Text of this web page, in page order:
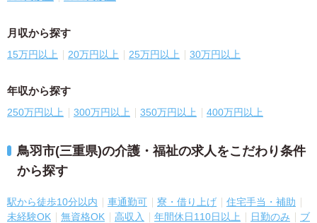
月収から探す
15万円以上 20万円以上 25万円以上 30万円以上
年収から探す
250万円以上 300万円以上 350万円以上 400万円以上
鳥羽市(三重県)の介護・福祉の求人をこだわり条件
から探す
駅から徒歩10分以内 車通勤可 寮・借り上げ
住宅手当・補助
未経験OK
無資格OK 高収入 年間休日110日以上 日勤のみ
ブ